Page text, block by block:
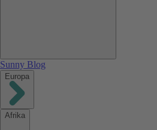
Sunny Blog
Europa
Afrika